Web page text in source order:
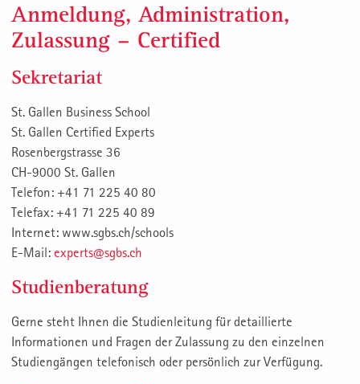
Anmeldung, Administration,
Zulassung – Certified
Sekretariat
St. Gallen Business School
St. Gallen Certified Experts
Rosenbergstrasse 36
CH-9000 St. Gallen
Telefon: +41 71 225 40 80
Telefax: +41 71 225 40 89
Internet: www.sgbs.ch/schools
E-Mail: experts@sgbs.ch
Studienberatung
Gerne steht Ihnen die Studienleitung für detaillierte
Informationen und Fragen der Zulassung zu den einzelnen
Studiengängen telefonisch oder persönlich zur Verfügung.